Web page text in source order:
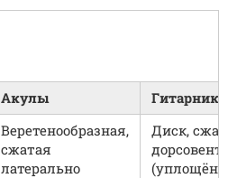
Акулы
Веретенообразная,
сжатая
латерально
Диск,